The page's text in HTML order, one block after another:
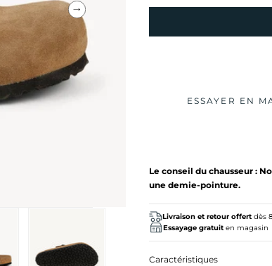
Suivant
ESSAYER EN
Le conseil du chausseur :
une demie-pointure.
Livraison et retour offert dès
Essayage gratuit en magasin
Caractéristiques